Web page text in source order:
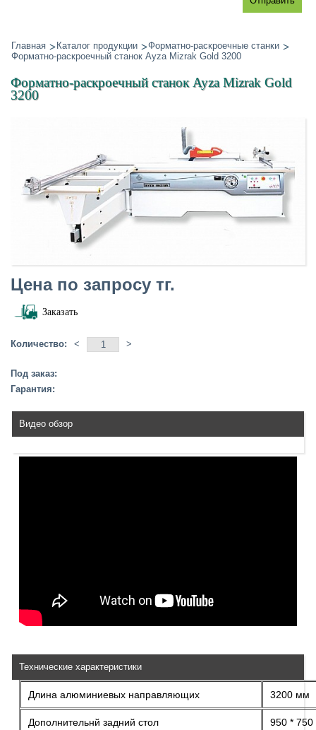
Главная Каталог продукции
Форматно-раскроечные станки
Форматно-раскроечный станок Ayza Mizrak Gold 3200
Форматно-раскроечный станок Ayza Mizrak Gold
3200
Цена по запросу тг.
Заказать
Количество: < >
Под заказ:
Гарантия:
Видео обзор
Технические характеристики
Длина алюминиевых направляющих 3200 мм
Дополнительнй задний стол 950 *